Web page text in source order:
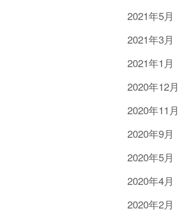
2021年5月
2021年3月
2021年1月
2020年12月
2020年11月
2020年9月
2020年5月
2020年4月
2020年2月